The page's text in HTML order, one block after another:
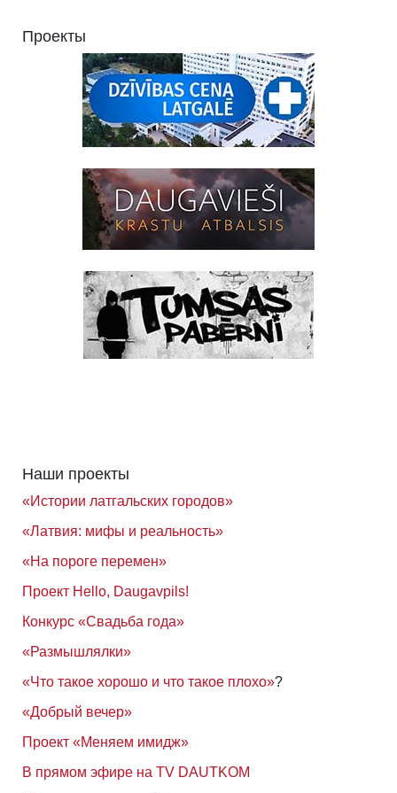
Проекты
Наши проекты
«Истории латгальских городов»
«Латвия: мифы и реальность»
«На пороге перемен»
Проект Hello, Daugavpils!
Конкурс «Свадьба года»
«Размышлялки»
«Что такое хорошо и что такое плохо»?
«Добрый вечер»
Проект «Меняем имидж»
В прямом эфире на TV DAUTKOM